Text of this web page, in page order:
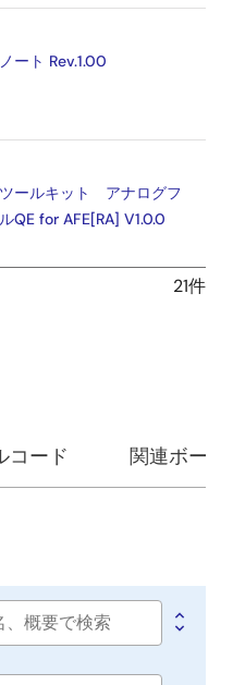
ート Rev.1.00
ツールキット アナログフ
QE for AFE[RA] V1.0.0
for AFE[RA] V1.0.0
21件
コード 関連ボー